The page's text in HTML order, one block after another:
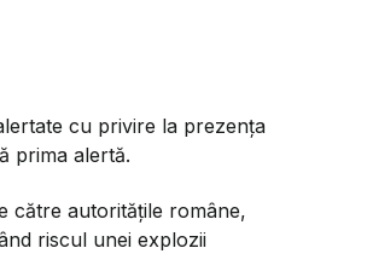
cu privire la prezența
prima alertă.
către autoritățile române,
riscul unei explozii